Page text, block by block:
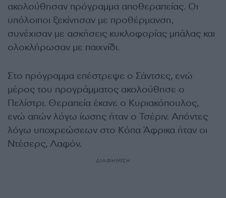
ακολούθησαν πρόγραμμα αποθεραπείας. Οι
υπόλοιποι ξεκίνησαν με προθέρμανση,
συνέχισαν με ασκήσεις κυκλοφορίας μπάλας και
ολοκλήρωσαν με παιχνίδι.
Στο πρόγραμμα επέστρεψε ο Σάντσες, ενώ
μέρος του προγράμματος ακολούθησε ο
Πελίστρι. Θεραπεία έκανε ο Κυριακόπουλος,
ενώ απών λόγω ίωσης ήταν ο Τσέριν. Απόντες
λόγω υποχρεώσεων στο Κόπα Άφρικα ήταν οι
Ντέσερς, Λαφόν.
ΔΙΑΦΗΜΙΣΗ